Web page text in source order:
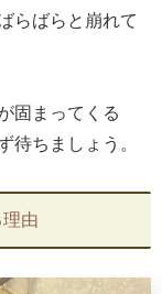
らばらと崩れて
固まってくる
待ちましょう。
由